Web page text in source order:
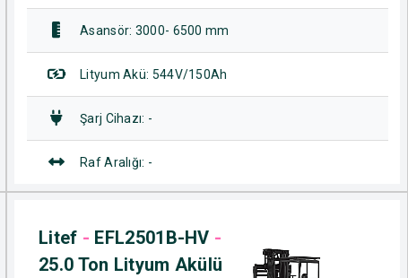
Asansör: 3000- 6500 mm
Lityum Akü: 544V/150Ah
Şarj Cihazı: -
Raf Aralığı: -
Litef - EFL2501B-HV -
25.0 Ton Lityum Akülü